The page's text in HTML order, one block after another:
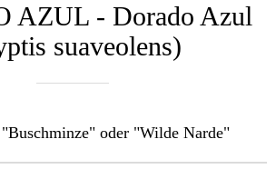
AZUL - Dorado Azul
suaveolens)
"Buschminze" oder "Wilde Narde"